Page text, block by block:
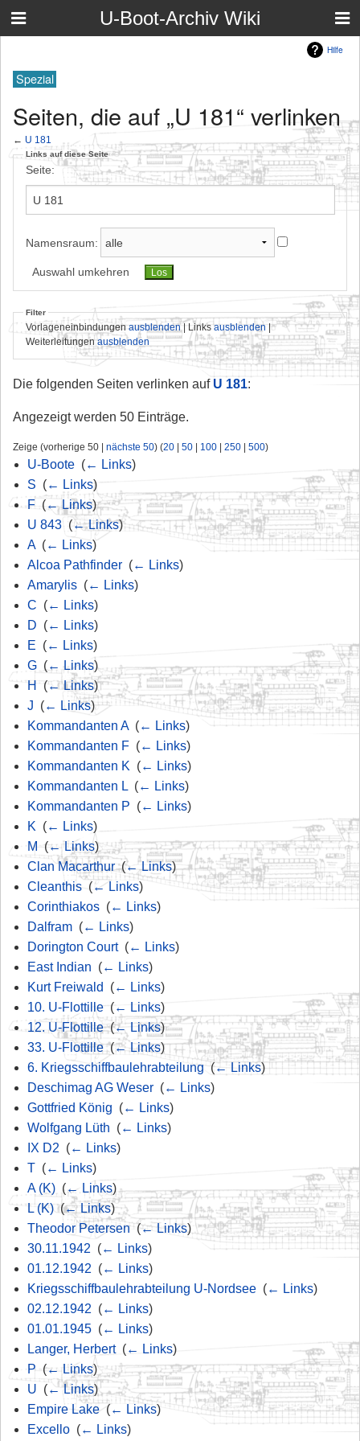
U-Boot-Archiv Wiki
Hilfe
Spezial
Seiten, die auf „U 181“ verlinken
← U 181
Links auf diese Seite
Seite:
Namensraum:
Auswahl umkehren
Filter
Vorlageneinbindungenausblenden| Linksausblenden |
Weiterleitungenausblenden
Die folgenden Seiten verlinken auf U 181:
Angezeigt werden 50 Einträge.
Zeige (vorherige 50 | nächste 50) (20 | 50 | 100 | 250 | 500)
U-Boote‎ (← Links)
S (← Links)
F‎ (← Links)
U 843‎ (← Links)
A‎ (← Links)
Alcoa Pathfinder‎ (← Links)
Amarylis‎ (← Links)
C (← Links)
D (← Links)
E (← Links)
G‎ (← Links)
H ‎ (← Links)
J (← Links)
Kommandanten A‎ (← Links)
Kommandanten F‎ (← Links)
Kommandanten K (← Links)
Kommandanten L‎ (← Links)
Kommandanten P (← Links)
K (← Links)
M (← Links)
Clan Macarthur‎(← Links)
Cleanthis‎ (← Links)
Corinthiakos‎ (← Links)
Dalfram‎ (← Links)
Dorington Court‎ (← Links)
East Indian (← Links)
Kurt Freiwald
(← Links)
10. U-Flottille‎(← Links)
12. U-Flottille‎(← Links)
33. U-Flottille‎(← Links)
6. Kriegsschiffbaulehrabteilung ‎(← Links)
Deschimag AG Weser‎ (← Links)
Gottfried König (← Links)
Wolfgang Lüth (← Links)
IX D2 (← Links)
T‎ (← Links)
A (K)‎ (← Links)
L (K)‎(← Links)
Theodor Petersen‎(← Links)
30.11.1942 (← Links)
01.12.1942 (← Links)
Kriegsschiffbaulehrabteilung U-Nordsee‎ (← Links)
02.12.1942 (← Links)
01.01.1945‎ (← Links)
Langer, Herbert‎ (← Links)
P (← Links)
U (← Links)
Empire Lake‎(← Links)
Excello‎ (← Links)